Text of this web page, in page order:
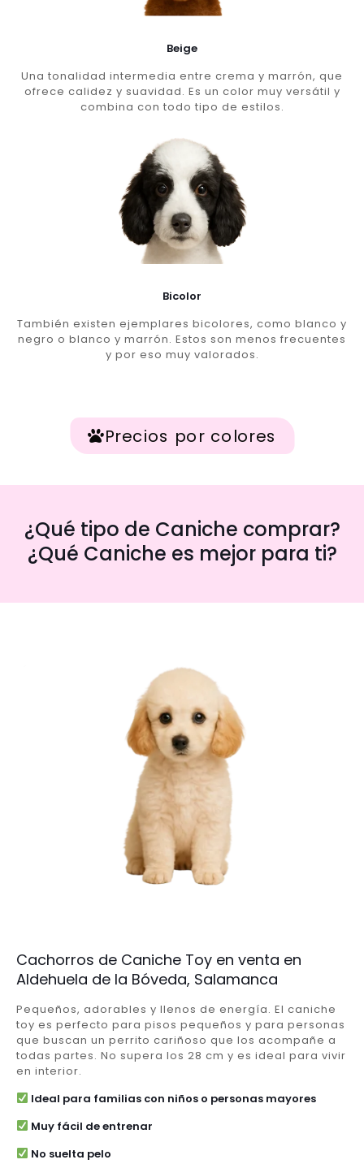
Beige
Una tonalidad intermedia entre crema y marrón, que
ofrece calidez y suavidad. Es un color muy versátil y
combina con todo tipo de estilos.
Bicolor
También existen ejemplares bicolores, como blanco y
negro o blanco y marrón. Estos son menos frecuentes
y por eso muy valorados.
Precios por colores
¿Qué tipo de Caniche comprar?
¿Qué Caniche es mejor para ti?
Cachorros de Caniche Toy en venta en
Aldehuela de la Bóveda, Salamanca
Pequeños, adorables y llenos de energía. El caniche
toy es perfecto para pisos pequeños y para personas
que buscan un perrito cariñoso que los acompañe a
todas partes. No supera los 28 cm y es ideal para vivir
en interior.
Ideal para familias con niños o personas mayores
Muy fácil de entrenar
No suelta pelo